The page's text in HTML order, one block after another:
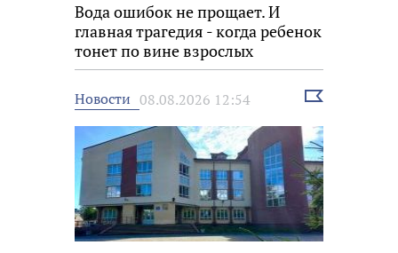
Вода ошибок не прощает. И
главная трагедия - когда ребенок
тонет по вине взрослых
Новости 08.08.2026 12:54
Выбрать